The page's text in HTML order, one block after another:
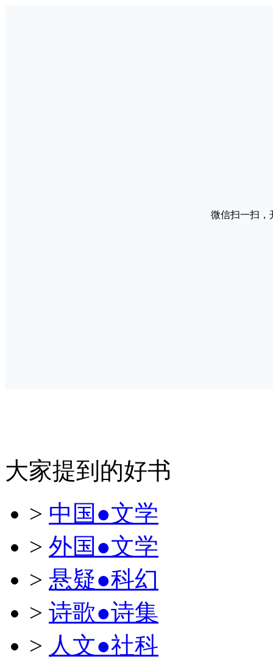
微信扫一扫，
大家提到的好书
> 中国●文学
> 外国●文学
> 悬疑●科幻
> 诗歌●诗集
> 人文●社科